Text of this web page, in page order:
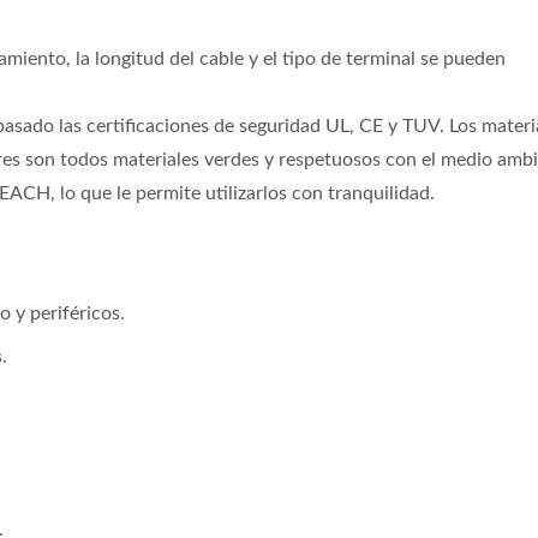
la longitud del cable y el tipo de terminal se pueden
las certificaciones de seguridad UL, CE y TUV. Los
son todos materiales verdes y respetuosos con el medio
lo que le permite utilizarlos con tranquilidad.
y periféricos.